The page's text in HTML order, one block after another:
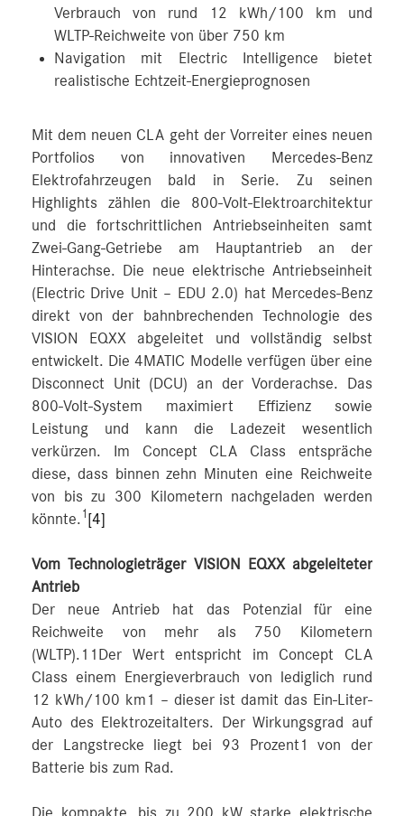
Verbrauch von rund 12 kWh/100 km und
WLTP-Reichweite von über 750 km
Navigation mit Electric Intelligence bietet
realistische Echtzeit-Energieprognosen
Mit dem neuen CLA geht der Vorreiter eines neuen
Portfolios von innovativen Mercedes‑Benz
Elektrofahrzeugen bald in Serie. Zu seinen
Highlights zählen die 800-Volt-Elektroarchitektur
und die fortschrittlichen Antriebseinheiten samt
Zwei-Gang-Getriebe am Hauptantrieb an der
Hinterachse. Die neue elektrische Antriebseinheit
(Electric Drive Unit – EDU 2.0) hat Mercedes-Benz
direkt von der bahnbrechenden Technologie des
VISION EQXX abgeleitet und vollständig selbst
entwickelt. Die 4MATIC Modelle verfügen über eine
Disconnect Unit (DCU) an der Vorderachse. Das
800-Volt-System maximiert Effizienz sowie
Leistung und kann die Ladezeit wesentlich
verkürzen. Im Concept CLA Class entspräche
diese, dass binnen zehn Minuten eine Reichweite
von bis zu 300 Kilometern nachgeladen werden
könnte. 1 [4]
Vom Technologieträger VISION EQXX abgeleiteter
Antrieb
Der neue Antrieb hat das Potenzial für eine
Reichweite von mehr als 750 Kilometern
(WLTP).11Der Wert entspricht im Concept CLA
Class einem Energieverbrauch von lediglich rund
12 kWh/100 km1 – dieser ist damit das Ein-Liter-
Auto des Elektrozeitalters. Der Wirkungsgrad auf
der Langstrecke liegt bei 93 Prozent1 von der
Batterie bis zum Rad.